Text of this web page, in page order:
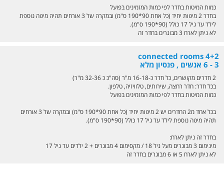
כמות המיטות בחדר לפי כמות המזמינים בפועל
בחדר 2 מיטות יחיד (כל אחת 90*190 ס"מ) ובמקרה של 3 אורחים תהיה מיטה נוספת
לילד עד גיל 17 כולל (90*190 ס"מ).
לא ניתן לארח 3 מבוגרים בחדר זה
connected rooms 4+2
3 - 6 אנשים , פנסיון מלא
2 חדרים מקושרים, כל חדר כ-16-18 מ"ר (סה"כ כ 32-36 מ"ר)
בכל חדר: חדר רחצה, שירותים, טלוויזיה, טלפון.
כמות המיטות בחדר לפי כמות המזמינים בפועל
בכל אחד מ2 החדרים יש 2 מיטות יחיד (כל אחת 90*190 ס"מ) ובמקרה של 3 אורחים
תהיה מיטה נוספת לילד עד גיל 17 כולל (90*190 ס"מ).
בחדר זה ניתן לארח:
מינימום 3 מבוגרים מעל גיל 18 / מקסימום 4 מבוגרים + 2 ילדים עד גיל 17
לא ניתן לארח 5 או 6 מבוגרים בחדר זה